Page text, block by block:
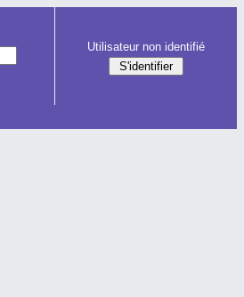
Utilisateur non identifié